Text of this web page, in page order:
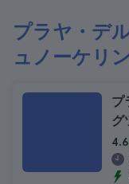
プラヤ・デ
ュノーケリ
プ
グ
4.6